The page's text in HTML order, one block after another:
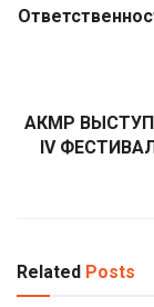
АКМР
IV
Related Posts